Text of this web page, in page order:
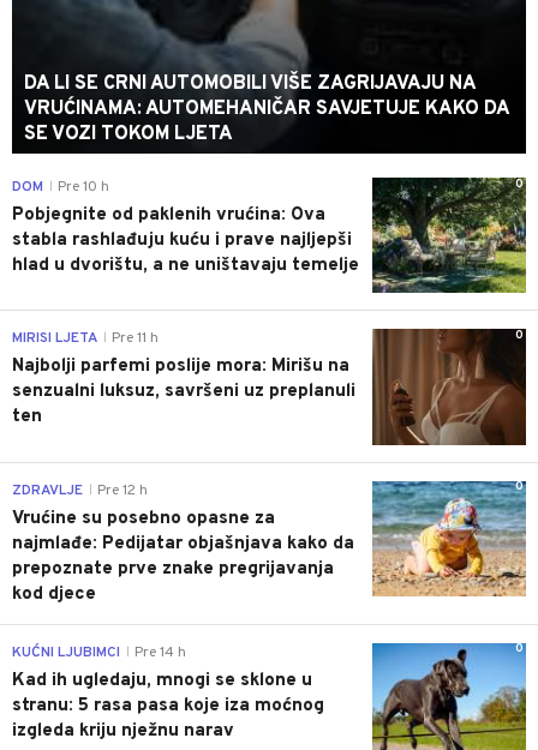
DA LI SE CRNI AUTOMOBILI VIŠE ZAGRIJAVAJU NA
VRUĆINAMA: AUTOMEHANIČAR SAVJETUJE KAKO DA
SE VOZI TOKOM LJETA
0
DOM Pre 10 h
Pobjegnite od paklenih vrućina: Ova
stabla rashlađuju kuću i prave najljepši
hlad u dvorištu, a ne uništavaju temelje
0
MIRISI LJETA Pre 11 h
Najbolji parfemi poslije mora: Mirišu na
senzualni luksuz, savršeni uz preplanuli
ten
0
ZDRAVLJE Pre 12 h
Vrućine su posebno opasne za
najmlađe: Pedijatar objašnjava kako da
prepoznate prve znake pregrijavanja
kod djece
0
KUĆNI LJUBIMCI Pre 14 h
Kad ih ugledaju, mnogi se sklone u
stranu: 5 rasa pasa koje iza moćnog
izgleda kriju nježnu narav